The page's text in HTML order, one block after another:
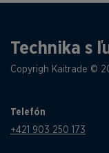
Technika s
Copyrigh Kaitrade ©
Telefón
+421 903 250 173